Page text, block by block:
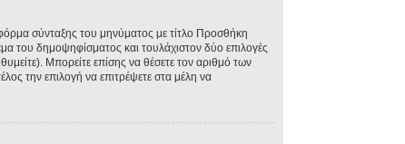
σύνταξης του μηνύματος με τίτλο Προσθήκη
του δημοψηφίσματος και τουλάχιστον δύο επιλογές
Μπορείτε επίσης να θέσετε τον αριθμό των
την επιλογή να επιτρέψετε στα μέλη να